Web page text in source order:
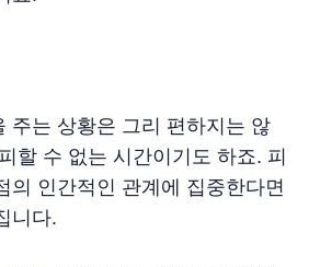
주는 상황은 그리 편하지는 않
할 수 없는 시간이기도 하죠. 피
의 인간적인 관계에 집중한다면
니다.